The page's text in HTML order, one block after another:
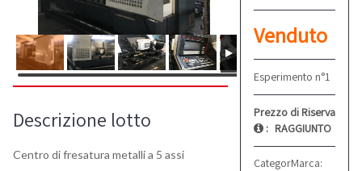
Venduto
Esperimento n°1
Prezzo di Riserva
: RAGGIUNTO
Categoria: Centri di
Marca:
Descrizione lotto
Centro di fresatura metalli a 5 assi